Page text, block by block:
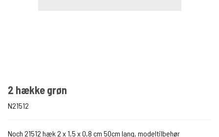
2 hække grøn
N21512
Noch 21512 hæk 2 x 1,5 x 0,8 cm 50cm lang, modeltilbehør